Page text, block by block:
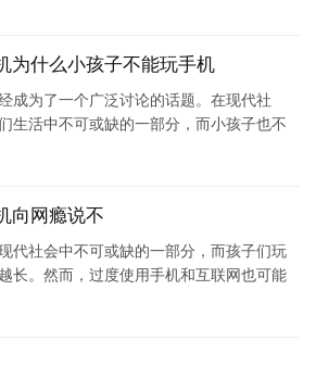
为什么小孩子不能玩手机
成为了一个广泛讨论的话题。在现代社
生活中不可或缺的一部分，而小孩子也不
向网瘾说不
代社会中不可或缺的一部分，而孩子们玩
长。然而，过度使用手机和互联网也可能